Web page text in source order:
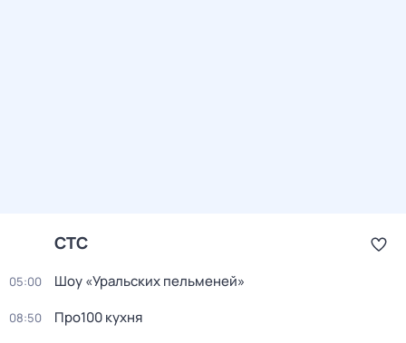
СТС
05:00 Шоу «Уральских пельменей»
08:50 Про100 кухня